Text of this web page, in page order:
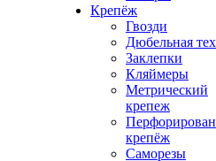
Крепёж
Гвозди
Дюбельная
Заклепки
Кляймеры
Метрический
крепеж
крепёж
Саморезы